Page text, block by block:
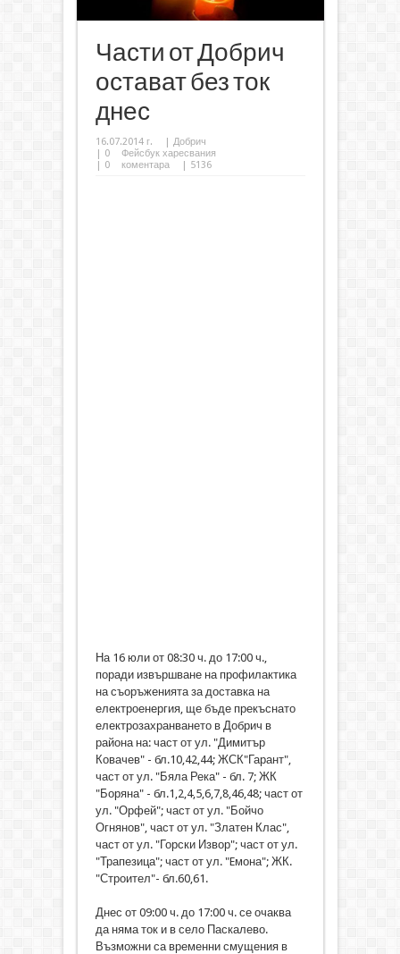
Части от Добрич
остават без ток
днес
16.07.2014 г. | Добрич
| 0
Фейсбук харесвания
| 0 коментара | 5136
На 16 юли от 08:30 ч. до 17:00 ч.,
поради извършване на профилактика
на съоръженията за доставка на
електроенергия, ще бъде прекъснато
електрозахранването в Добрич в
района на: част от ул. "Димитър
Ковачев" - бл.10,42,44; ЖСК"Гарант",
част от ул. "Бяла Река" - бл. 7; ЖК
"Боряна" - бл.1,2,4,5,6,7,8,46,48; част от
ул. "Орфей"; част от ул. "Бойчо
Огнянов", част от ул. "Златен Клас",
част от ул. "Горски Извор"; част от ул.
"Трапезица"; част от ул. "Eмона"; ЖК.
"Строител"- бл.60,61.
Днес от 09:00 ч. до 17:00 ч. се очаква
да няма ток и в село Паскалево.
Възможни са временни смущения в